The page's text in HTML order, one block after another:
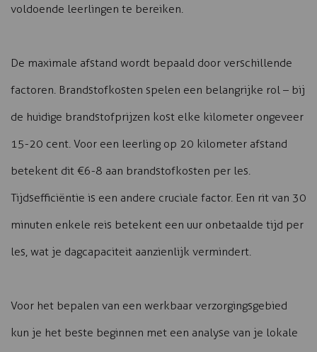
voldoende leerlingen te bereiken.
De maximale afstand wordt bepaald door verschillende
factoren. Brandstofkosten spelen een belangrijke rol – bij
de huidige brandstofprijzen kost elke kilometer ongeveer
15-20 cent. Voor een leerling op 20 kilometer afstand
betekent dit €6-8 aan brandstofkosten per les.
Tijdsefficiëntie is een andere cruciale factor. Een rit van 30
minuten enkele reis betekent een uur onbetaalde tijd per
les, wat je dagcapaciteit aanzienlijk vermindert.
Voor het bepalen van een werkbaar verzorgingsgebied
kun je het beste beginnen met een analyse van je lokale